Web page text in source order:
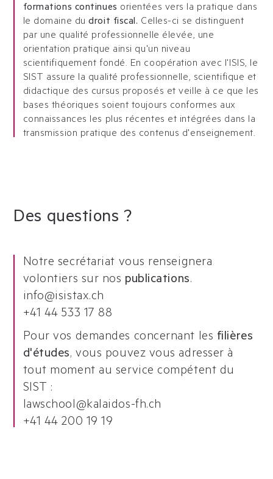
formations continues orientées vers la pratique dans
le domaine dudroit fiscal. Celles-ci se distinguent
par une qualité professionnelle élevée, une
orientation pratique ainsi qu'un niveau
scientifiquement fondé. En coopération avec l'ISIS, le
SIST assure la qualité professionnelle, scientifique et
didactique des cursus proposés et veille à ce que les
bases théoriques soient toujours conformes aux
connaissances les plus récentes et intégrées dans la
transmission pratique des contenus d'enseignement.
Des questions ?
Notre secrétariat vous renseignera
volontiers sur nos publications.
info@isistax.ch
+41 44 533 17 88
Pour vos demandes concernant les filières
d'études, vous pouvez vous adresser à
tout moment au service compétent du
SIST :
lawschool@kalaidos-fh.ch
+41 44 200 19 19